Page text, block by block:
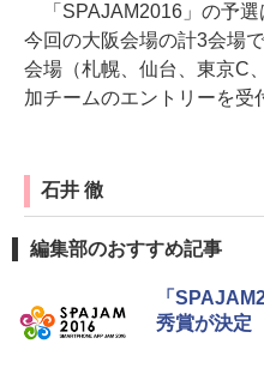
「SPAJAM2016」の予選
今回の大阪会場の計3会場
会場（札幌、仙台、東京C
加チームのエントリーを受
石井 徹
編集部のおすすめ記事
「
秀賞が決定